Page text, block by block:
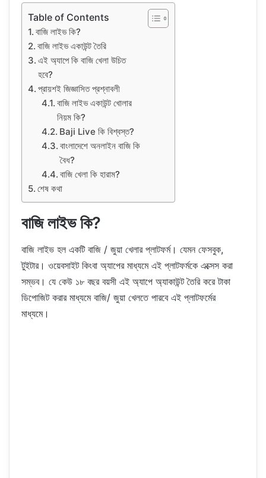
Table of Contents
বাজি লাইভ কি?
বাজি লাইভ একাউন্ট তৈরি
এই অ্যাপে কি বাজি খেলা উচিত
হবে?
প্রায়শই জিজ্ঞাসিত প্রশ্নাবলী
বাজি লাইভ একাউন্ট খোলার
নিয়ম কি?
Baji Live কি বিশ্বস্ত?
বাংলাদেশে অনলাইন বাজি কি
বৈধ?
বাজি খেলা কি হারাম?
শেষ কথা
বাজি লাইভ কি?
বাজি লাইভ হল একটি বাজি / জুয়া খেলার প্লাটফর্ম। যেমন ফেসবুক,
টুইটার। ওয়েবসাইট কিংবা অ্যাপের মাধ্যমে এই প্লাটফর্মকে এক্সেস করা
সম্ভব। যে কেউ ১৮ বছর বয়সী এই অ্যাপে অ্যাকাউন্ট তৈরি করে টাকা
ডিপোজিট করার মাধ্যমে বাজি/ জুয়া খেলতে পারবে এই প্লাটফর্মের
মাধ্যমে।